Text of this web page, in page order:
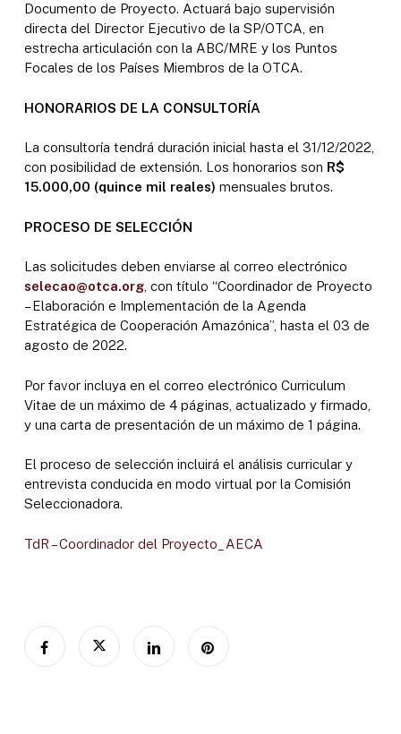
Documento de Proyecto. Actuará bajo supervisión
directa del Director Ejecutivo de la SP/OTCA, en
estrecha articulación con la ABC/MRE y los Puntos
Focales de los Países Miembros de la OTCA.
HONORARIOS DE LA CONSULTORÍA
La consultoría tendrá duración inicial hasta el 31/12/2022,
con posibilidad de extensión. Los honorarios son R$
15.000,00 (quince mil reales) mensuales brutos.
PROCESO DE SELECCIÓN
Las solicitudes deben enviarse al correo electrónico
selecao@otca.org, con título “Coordinador de Proyecto
– Elaboración e Implementación de la Agenda
Estratégica de Cooperación Amazónica”, hasta el 03 de
agosto de 2022.
Por favor incluya en el correo electrónico Curriculum
Vitae de un máximo de 4 páginas, actualizado y firmado,
y una carta de presentación de un máximo de 1 página.
El proceso de selección incluirá el análisis curricular y
entrevista conducida en modo virtual por la Comisión
Seleccionadora.
TdR – Coordinador del Proyecto_AECA